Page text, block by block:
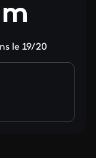
le 19/20